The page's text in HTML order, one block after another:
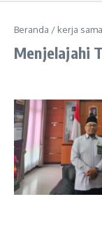
Beranda / kerja
Menjelajahi